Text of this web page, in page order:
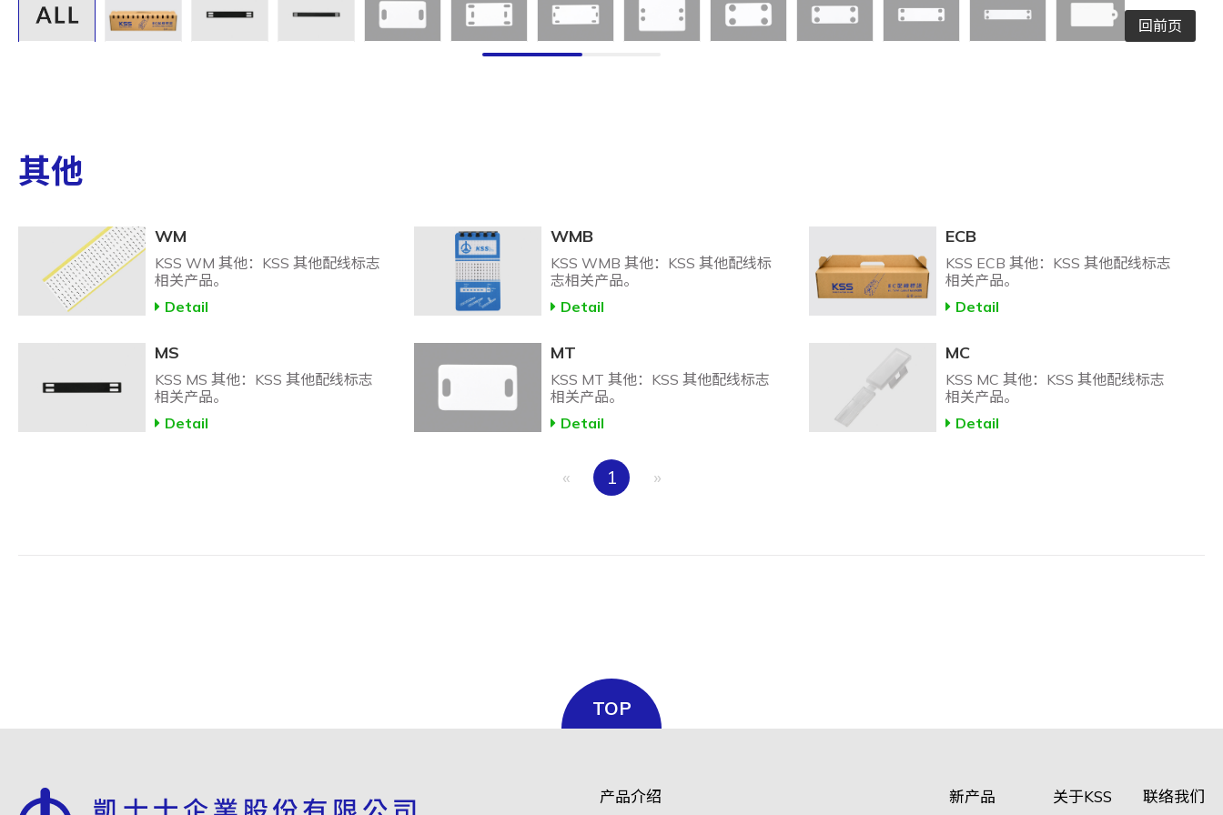
回前页
其他
WM
KSS WM 其他：KSS 其他配线标志
相关产品。
Detail
WMB
KSS WMB 其他：KSS 其他配线标
志相关产品。
Detail
ECB
KSS ECB 其他：KSS 其他配线标志
相关产品。
Detail
MS
KSS MS 其他：KSS 其他配线标志
相关产品。
Detail
MT
KSS MT 其他：KSS 其他配线标志
相关产品。
Detail
MC
KSS MC 其他：KSS 其他配线标志
相关产品。
Detail
« 1 »
TOP
产品介绍 新产品 关于KSS 联络我们